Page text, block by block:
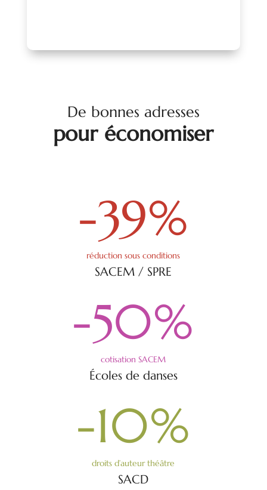
De bonnes adresses
pour économiser
-39%
réduction sous conditions
SACEM / SPRE
-50%
cotisation SACEM
Écoles de danses
-10%
droits d’auteur théâtre
SACD